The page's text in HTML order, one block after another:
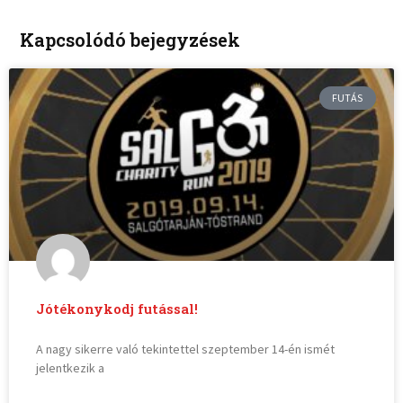
Kapcsolódó bejegyzések
FUTÁS
Jótékonykodj futással!
A nagy sikerre való tekintettel szeptember 14-én ismét
jelentkezik a